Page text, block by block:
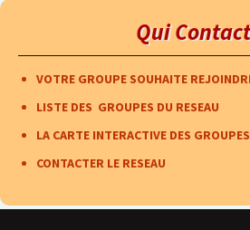
Qui
VOTRE GROUPE SOUHAITE
LISTE DES GROUPES DU RESEAU
LA CARTE INTERACTIVE DES GROUPES
CONTACTER LE RESEAU